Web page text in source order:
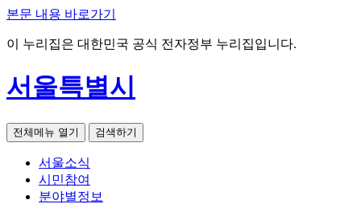
본문 내용 바로가기
이 누리집은 대한민국 공식 전자정부 누리집입니다.
서울특별시
전체메뉴 열기 검색하기
서울소식
시민참여
분야별정보